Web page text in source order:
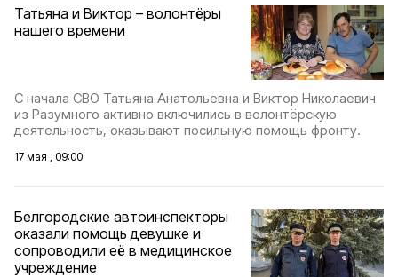
Татьяна и Виктор – волонтёры
нашего времени
С начала СВО Татьяна Анатольевна и Виктор Николаевич
из Разумного активно включились в волонтёрскую
деятельность, оказывают посильную помощь фронту.
17 мая , 09:00
Белгородские автоинспекторы
оказали помощь девушке и
сопроводили её в медицинское
учреждение